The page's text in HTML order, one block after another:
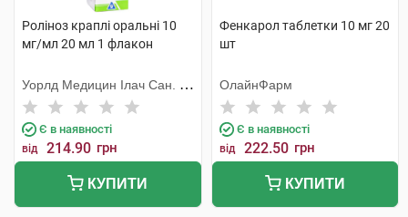
Роліноз краплі оральні 10
мг/мл 20 мл 1 флакон
Уорлд Медицин Ілач Сан. Ве
Тідж
Є в наявності
від 214.90 грн
КУПИТИ
Фенкарол таблетки 10 мг 20
шт
ОлайнФарм
Є в наявності
від 222.50 грн
КУПИТИ